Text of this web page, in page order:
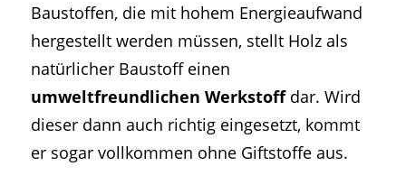
Baustoffen, die mit hohem Energieaufwand
hergestellt werden müssen, stellt Holz als
natürlicher Baustoff einen
umweltfreundlichen Werkstoffdar. Wird
dieser dann auch richtig eingesetzt, kommt
er sogar vollkommen ohne Giftstoffe aus.